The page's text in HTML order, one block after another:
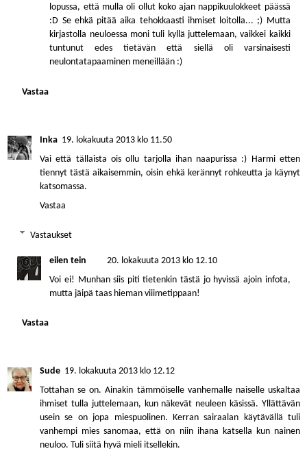
lopussa, että mulla oli ollut koko ajan nappikuulokkeet päässä
:D Se ehkä pitää aika tehokkaasti ihmiset loitolla... ;) Mutta
kirjastolla neuloessa moni tuli kyllä juttelemaan, vaikkei kaikki
tuntunut edes tietävän että siellä oli varsinaisesti
neulontatapaaminen meneillään :)
Vastaa
Inka 19. lokakuuta 2013 klo 11.50
Vai että tällaista ois ollu tarjolla ihan naapurissa :) Harmi etten
tiennyt tästä aikaisemmin, oisin ehkä kerännyt rohkeutta ja käynyt
katsomassa.
Vastaa
Vastaukset
eilen tein
20. lokakuuta 2013 klo 12.10
Voi ei! Munhan siis piti tietenkin tästä jo hyvissä ajoin infota,
mutta jäipä taas hieman viiimetippaan!
Vastaa
Sude 19. lokakuuta 2013 klo 12.12
Tottahan se on. Ainakin tämmöiselle vanhemalle naiselle uskaltaa
ihmiset tulla juttelemaan, kun näkevät neuleen käsissä. Yllättävän
usein se on jopa miespuolinen. Kerran sairaalan käytävällä tuli
vanhempi mies sanomaa, että on niin ihana katsella kun nainen
neuloo. Tuli siitä hyvä mieli itsellekin.